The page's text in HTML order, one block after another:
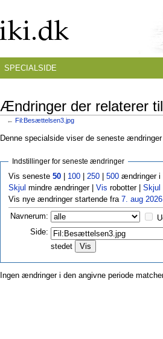
Ændringer der relaterer
← Fil:Besættelsen3.jpg
Denne specialside viser de seneste
Indstillinger for seneste ændringer
Vis seneste 50| 100| 250| 500ændringer i
Skjul mindre ændringer | Vis robotter | Skjul
Vis nye ændringer startende fra 7. aug
Navnerum:
Side:
stedet
Ingen ændringer i den angivne periode
SPECIALSIDE